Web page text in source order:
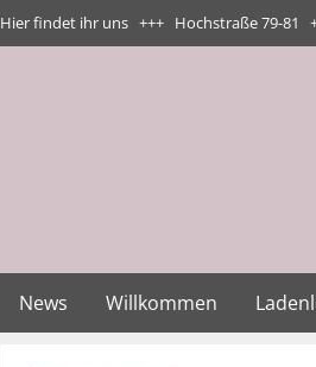
Hier findet ihr uns +++ Hochstraße 79-81
News Willkommen